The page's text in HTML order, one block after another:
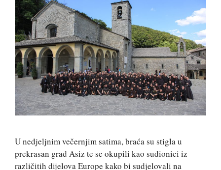
U nedjeljnim večernjim satima, braća su stigla u
prekrasan grad Asiz te se okupili kao sudionici iz
različitih dijelova Europe kako bi sudjelovali na